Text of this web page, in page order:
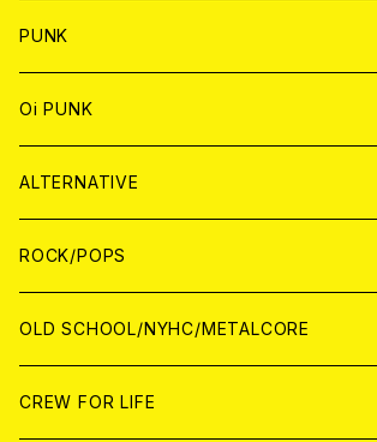
CD
ANALOG
WORLD
CD
ANALOG
CD
JAPAN
WORLD
ANALOG
JAPAN
WORLD
PUNK
JAPAN
CD
ANALOG
WORLD
CD
ANALOG
Oi PUNK
JAPAN
CD
ANALOG
WOLRD
CD
ANALOG
ALTERNATIVE
JAPAN
CD
ANALOG
WORLD
CD
ROCK/POPS
JAPAN
CD
WORLD
OLD SCHOOL/NYHC/METALCORE
JAPAN
CREW FOR LIFE